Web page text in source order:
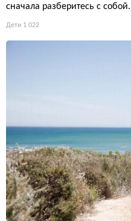
сначала разберитесь с собой.
Дети 1 022